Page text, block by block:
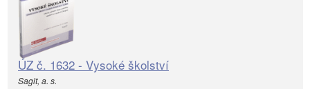
ÚZ č. 1632 - Vysoké školství
Sagit, a. s.